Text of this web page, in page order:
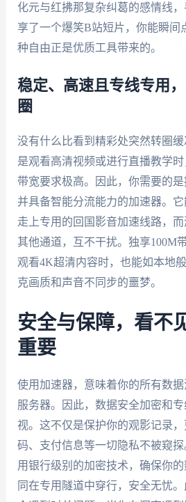
化元与红拂那复杂纠葛的感情线
享了一个爆笑B站短片，你能瞬间
种自由正是优质工具带来的。
稳定、高速且专线专用
圈
没有什么比看到精彩处突然转圈
是观看高清视频或进行直播教学
带宽要求极高。因此，你需要的是
并具备智能分流能力的加速器。
走上专用的回国影音加速线路，
其他通道，互不干扰。独享100M
观看4K超清内容时，也能如本地
克画质和声音不同步的噩梦。
安全与保障，看不
重要
使用加速器，意味着你的所有数
服务器。因此，数据安全加密和
视。这不仅是保护你的观影记录
码、支付信息等一切隐私不被窥
用银行级别的加密技术，确保你
同在专用隧道中穿行，安全无忧